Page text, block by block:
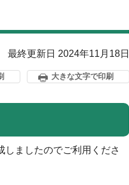
最終更新日 2024年11月18日
大きな文字で印刷
しましたのでご利用くださ